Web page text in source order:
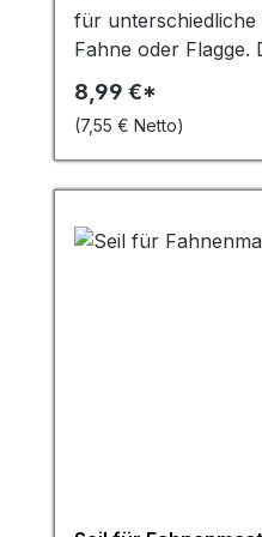
für unterschiedliche Mastdurchmesser. Länge 60 cmEntdecken Sie die
Fahne oder Flagge.
Ihrem
Verklemmen. Im
Patentverschluss
Größen perfekt
und an diverse
langlebige
8,99 €*
(7,55 € Netto)